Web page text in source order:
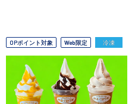
OPポイント対象 Web限定 冷凍